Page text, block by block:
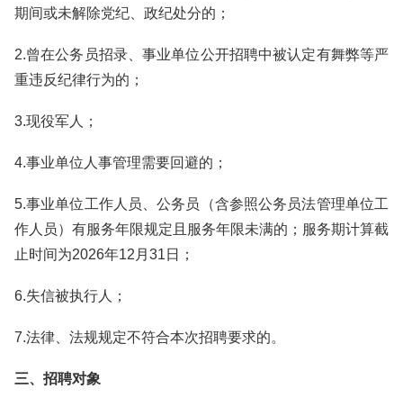
期间或未解除党纪、政纪处分的；
2.曾在公务员招录、事业单位公开招聘中被认定有舞弊等严
重违反纪律行为的；
3.现役军人；
4.事业单位人事管理需要回避的；
5.事业单位工作人员、公务员（含参照公务员法管理单位工
作人员）有服务年限规定且服务年限未满的；服务期计算截
止时间为2026年12月31日；
6.失信被执行人；
7.法律、法规规定不符合本次招聘要求的。
三、招聘对象